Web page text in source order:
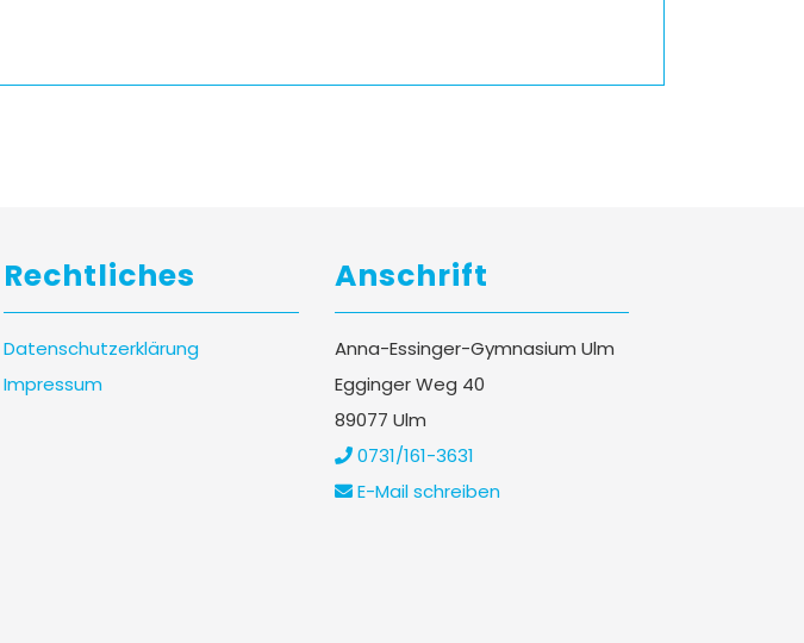
Rechtliches
Datenschutzerklärung
Impressum
Anschrift
Anna-Essinger-Gymnasium Ulm
Egginger Weg 40
89077 Ulm
0731/161-3631
E-Mail schreiben